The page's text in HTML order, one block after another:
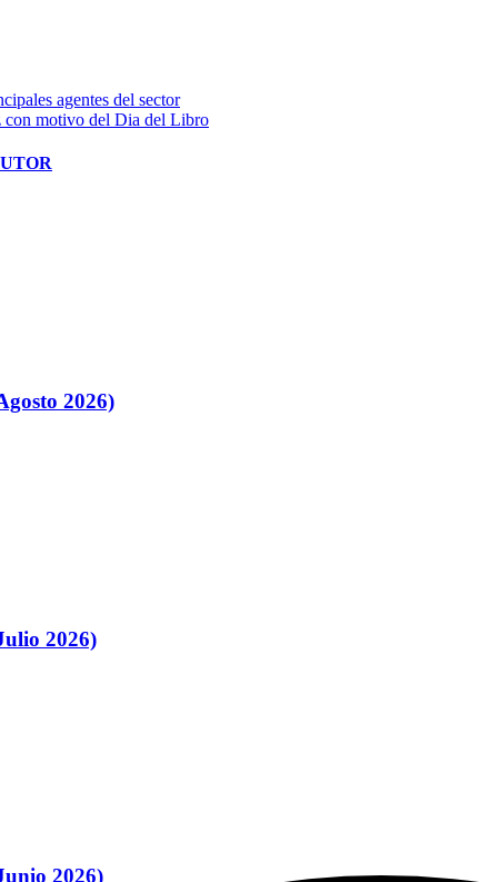
agentes del sector
con motivo del Dia del Libro
2026)
2026)
2026)